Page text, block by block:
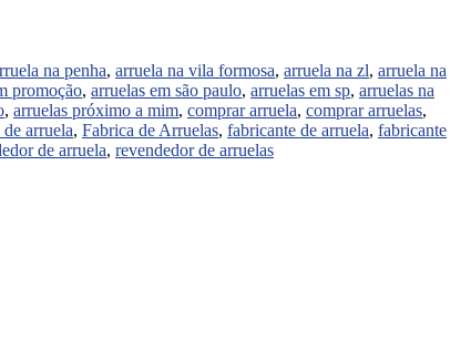
na penha, arruela na vila formosa, arruela na zl, arruela na
promoção, arruelas em são paulo, arruelas em sp, arruelas na
, arruelas próximo a mim, comprar arruela, comprar arruelas,
arruela, Fabrica de Arruelas, fabricante de arruela, fabricante
de arruela, revendedor de arruelas